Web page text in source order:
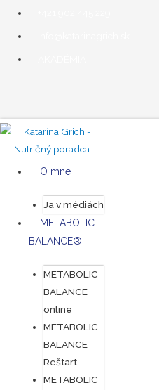
O mne
Ja v médiách
METABOLIC
BALANCE®
METABOLIC
BALANCE
online
METABOLIC
BALANCE
Reštart
METABOLIC